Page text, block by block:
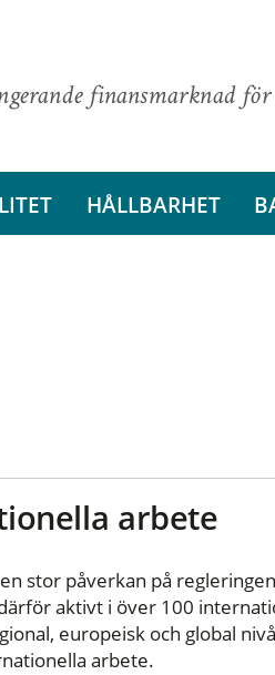
finansmarknad
HÅLLBARHET
arbete
stor påverkan på
aktivt i över 100
europeisk och global
arbete.